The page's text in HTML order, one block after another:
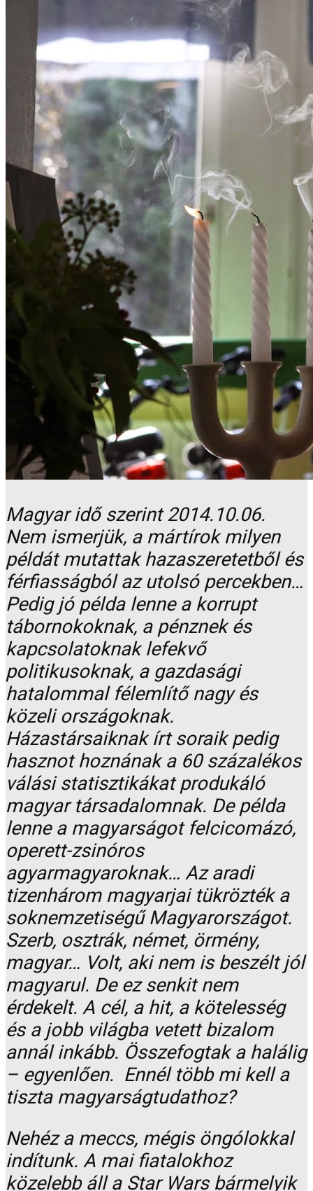
Magyar idő szerint 2014.10.06.
Nem ismerjük, a mártírok milyen
példát mutattak hazaszeretetből és
férfiasságból az utolsó percekben…
Pedig jó példa lenne a korrupt
tábornokoknak, a pénznek és
kapcsolatoknak lefekvő
politikusoknak, a gazdasági
hatalommal félemlítő nagy és
közeli országoknak.
Házastársaiknak írt soraik pedig
hasznot hoznának a 60 százalékos
válási statisztikákat produkáló
magyar társadalomnak. De példa
lenne a magyarságot felcicomázó,
operett-zsinóros
agyarmagyaroknak… Az aradi
tizenhárom magyarjai tükrözték a
soknemzetiségű Magyarországot.
Szerb, osztrák, német, örmény,
magyar… Volt, aki nem is beszélt jól
magyarul. De ez senkit nem
érdekelt. A cél, a hit, a kötelesség
és a jobb világba vetett bizalom
annál inkább. Összefogtak a halálig
– egyenlően. Ennél több mi kell a
tiszta magyarságtudathoz?
Nehéz a meccs, mégis öngólokkal
indítunk. A mai fiatalokhoz
közelebb áll a Star Wars bármelyik